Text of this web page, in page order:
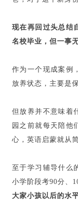
现在再回过头总结
名校毕业，但一事无
作为一个现成案例
放养状态，主要是
但放养并不意味着
园之前就每天陪他
心，英语启蒙就从
至于学习辅导什么
小学阶段考90分、
大家小孩以后的水